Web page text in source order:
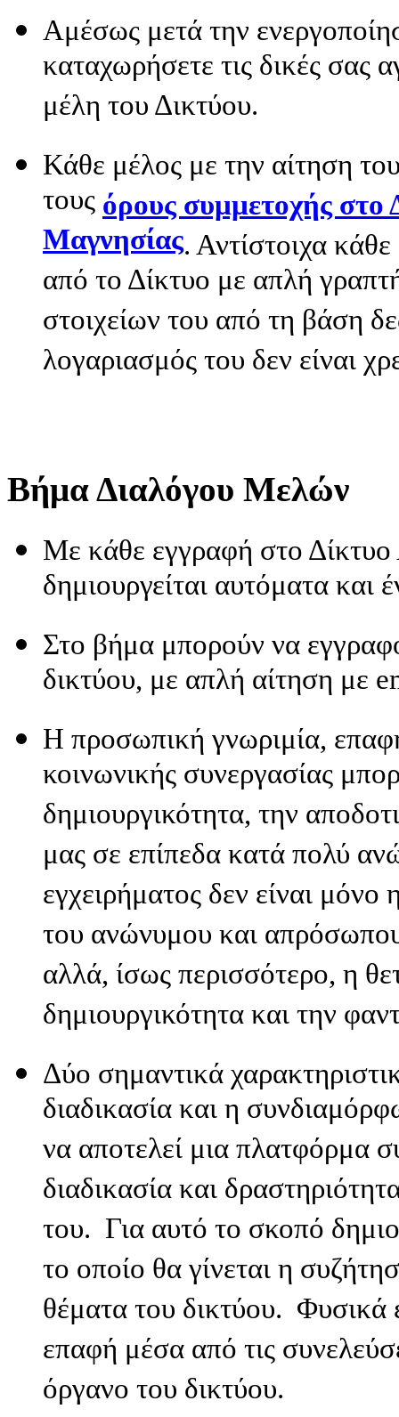
Αμέσως μετά την
καταχωρήσετε τις δικές σας
μέλη του Δικτύου.
Κάθε μέλος με την αίτηση
τους όρους συμμετοχής στο
Μαγνησίας. Αντίστοιχα
από το Δίκτυο με απλή
στοιχείων του από τη βάση
λογαριασμός του δεν είναι
Βήμα Διαλόγου Μελών
Με κάθε εγγραφή στο
δημιουργείται αυτόματα
Στο βήμα μπορούν να
δικτύου, με απλή αίτηση με
Η προσωπική γνωριμία,
κοινωνικής συνεργασίας
δημιουργικότητα, την
μας σε επίπεδα κατά πολύ
εγχειρήματος δεν είναι
του ανώνυμου και
αλλά, ίσως περισσότερο, η
δημιουργικότητα και την
Δύο σημαντικά
διαδικασία και η
να αποτελεί μια πλατφόρμα
διαδικασία και
του. Για αυτό το σκοπό
το οποίο θα γίνεται η
θέματα του δικτύου. Φυσικά
επαφή μέσα από τις
όργανο του δικτύου.